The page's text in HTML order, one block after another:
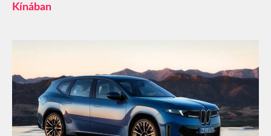
Kínában